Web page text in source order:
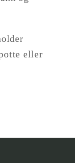
eller